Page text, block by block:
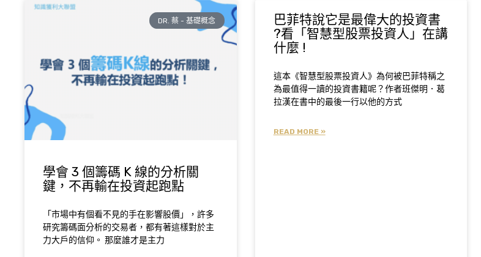
DR. 蔡 - 基礎概念
學會 3 個籌碼 K 線的分析關
鍵，不再輸在投資起跑點
「市場中有個看不見的手在影響股價」，許多
研究籌碼面分析的交易者，都有著這樣對於主
力大戶的信仰。 那麼誰才是主力
巴菲特說它是最偉大的投資書
?看「智慧型股票投資人」在講
什麼 !
這本《智慧型股票投資人》為何被巴菲特稱之
為最值得一讀的投資書籍呢？作者班傑明．葛
拉漢在書中的最後一行以他的方式
READ MORE »